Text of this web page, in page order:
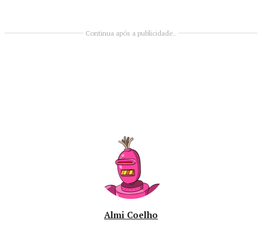
Continua após a publicidade..
Almi Coelho